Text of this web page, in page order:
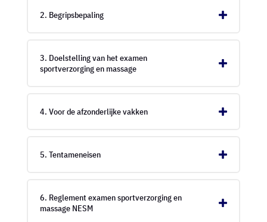
2. Begripsbepaling
3. Doelstelling van het examen
sportverzorging en massage
4. Voor de afzonderlijke vakken
5. Tentameneisen
6. Reglement examen sportverzorging en
massage NESM